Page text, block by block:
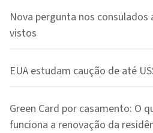
Nova pergunta nos
vistos
EUA estudam caução de até
Green Card por casamento: O
funciona a renovação da